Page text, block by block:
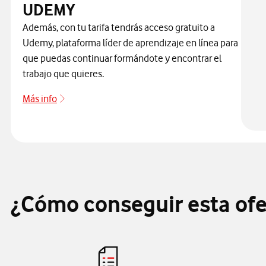
UDEMY
Además, con tu tarifa tendrás acceso gratuito a
Udemy, plataforma líder de aprendizaje en línea para
que puedas continuar formándote y encontrar el
trabajo que quieres.
Más info
¿Cómo conseguir esta